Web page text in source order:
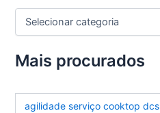
C
e
g
r
Mais procurados
agilidade serviço cooktop dcs